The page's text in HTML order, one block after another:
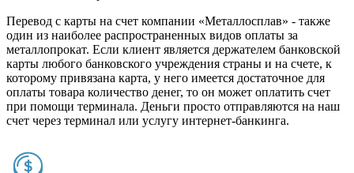
Перевод с карты на счет компании «Металлосплав» - также
один из наиболее распространенных видов оплаты за
металлопрокат. Если клиент является держателем банковской
карты любого банковского учреждения страны и на счете, к
которому привязана карта, у него имеется достаточное для
оплаты товара количество денег, то он может оплатить счет
при помощи терминала. Деньги просто отправляются на наш
счет через терминал или услугу интернет-банкинга.